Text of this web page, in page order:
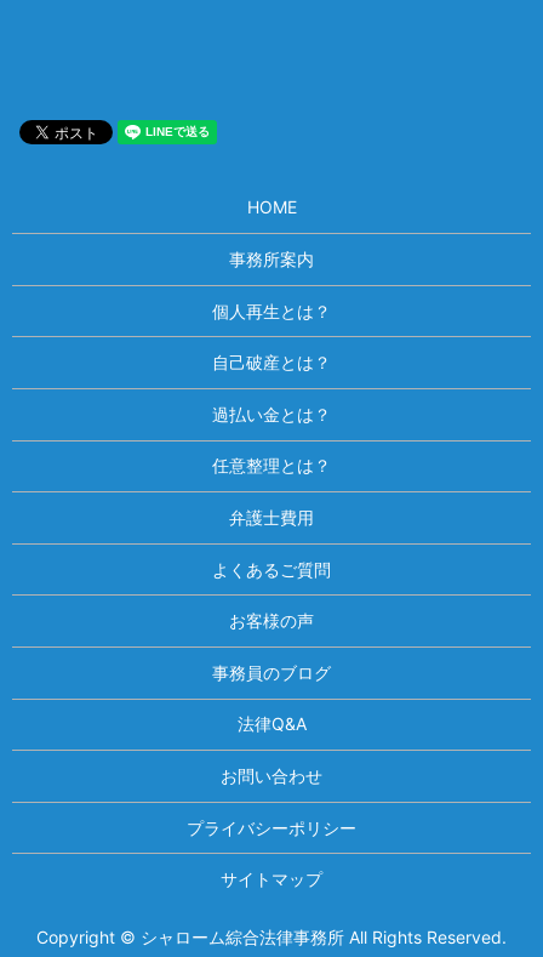
HOME
事務所案内
個人再生とは？
自己破産とは？
過払い金とは？
任意整理とは？
弁護士費用
よくあるご質問
お客様の声
事務員のブログ
法律Q&A
お問い合わせ
プライバシーポリシー
サイトマップ
Copyright © シャローム綜合法律事務所 All Rights Reserved.